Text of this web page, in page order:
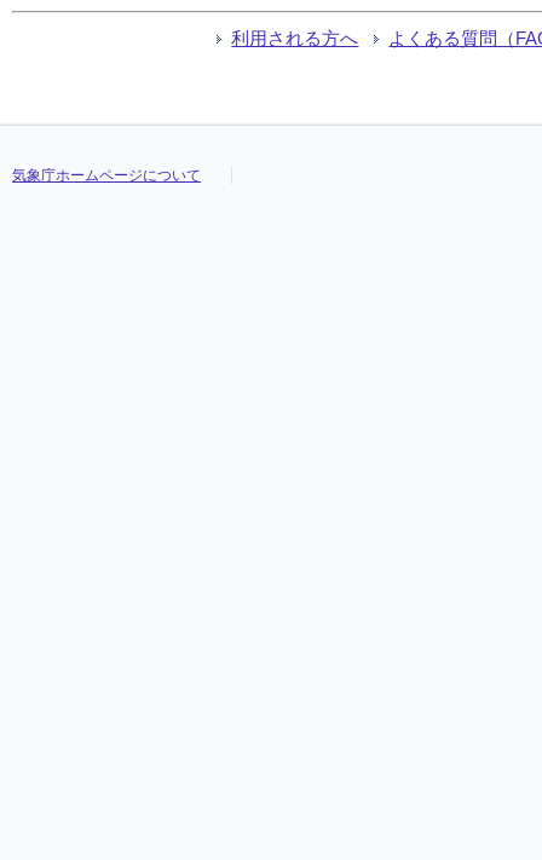
利用される方へ よくある質問（
気象庁ホームページについて